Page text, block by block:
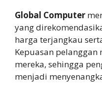
Global Computer
yang
harga terjangkau
Kepuasan
mereka, sehingga
menjadi